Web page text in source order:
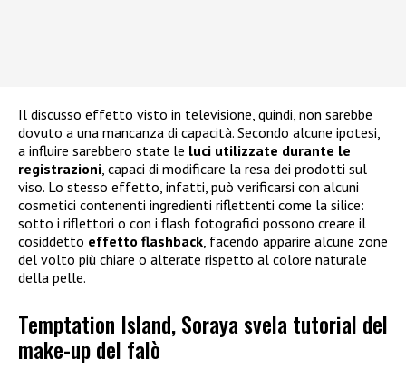
Il discusso effetto visto in televisione, quindi, non sarebbe
dovuto a una mancanza di capacità. Secondo alcune ipotesi,
a influire sarebbero state le luci utilizzate durante le
registrazioni, capaci di modificare la resa dei prodotti sul
viso. Lo stesso effetto, infatti, può verificarsi con alcuni
cosmetici contenenti ingredienti riflettenti come la silice:
sotto i riflettori o con i flash fotografici possono creare il
cosiddetto effetto flashback, facendo apparire alcune zone
del volto più chiare o alterate rispetto al colore naturale
della pelle.
Temptation Island, Soraya svela tutorial del
make-up del falò